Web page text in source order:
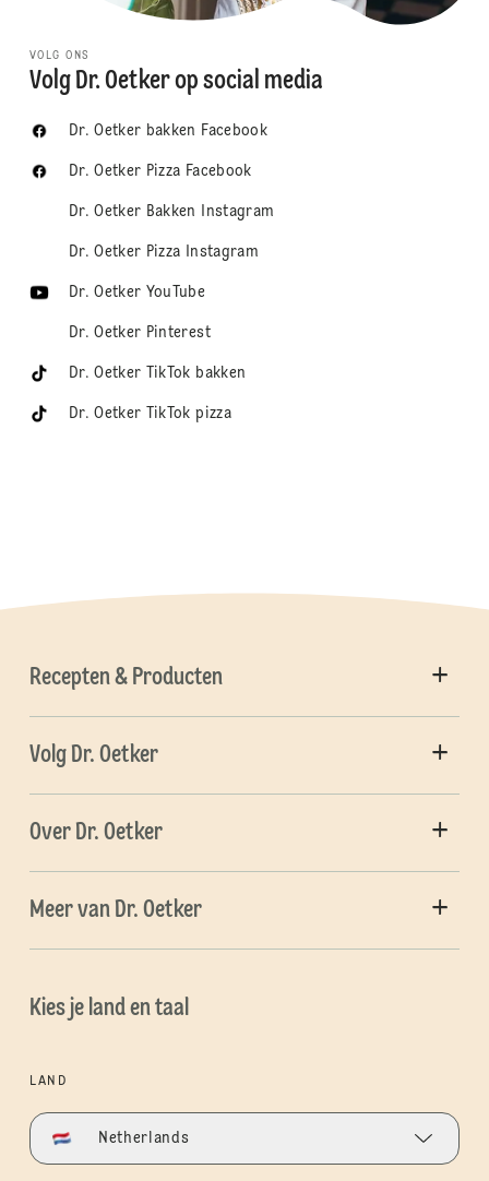
VOLG ONS
Volg Dr. Oetker op social media
Dr. Oetker bakken Facebook
Dr. Oetker Pizza Facebook
Dr. Oetker Bakken Instagram
Dr. Oetker Pizza Instagram
Dr. Oetker YouTube
Dr. Oetker Pinterest
Dr. Oetker TikTok bakken
Dr. Oetker TikTok pizza
Recepten & Producten
Volg Dr. Oetker
Over Dr. Oetker
Meer van Dr. Oetker
Kies je land en taal
LAND
Netherlands